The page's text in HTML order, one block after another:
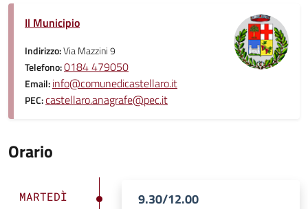
Il Municipio
Indirizzo:Via Mazzini 9
Telefono:0184 479050
Email:info@comunedicastellaro.it
PEC:castellaro.anagrafe@pec.it
Orario
MARTEDÌ 9.30/12.00